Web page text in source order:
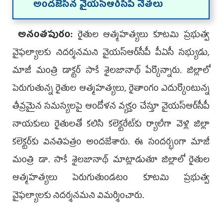
అందజేసిన వైయ‌స్ఆర్‌సీపీ నేతలు
అనంతపురం: రైతుల ఆత్మహత్యలు కూటమి ప్రభుత్వ
వైఫల్యాలకు నిదర్శనమ‌ని వైయ‌స్ఆర్‌సీపీ పీఏసీ స‌భ్యుడు,
మాజీ మంత్రి డాక్ట‌ర్ సాకే శైలజానాథ్ పేర్కొన్నారు. జిల్లాలో
పెరుగుతున్న రైతుల ఆత్మహత్యలు, రైతాంగం ఎదుర్కొంటున్న
తీవ్రమైన సమస్యలపై ఆందోళన వ్యక్తం చేస్తూ వైయ‌స్ఆర్‌సీపీ
నాయకులు రైతులతో కలిసి కలెక్టరేట్‌కు ర్యాలీగా వెళ్లి జిల్లా
కలెక్టర్‌కు వినతిపత్రం అందజేశారు. ఈ సందర్భంగా మాజీ
మంత్రి డా. సాకే శైలజానాథ్ మాట్లాడుతూ జిల్లాలో రైతుల
ఆత్మహత్యలు పెరుగుతుండటం కూటమి ప్రభుత్వ
వైఫల్యాలకు నిదర్శనమని విమర్శించారు.